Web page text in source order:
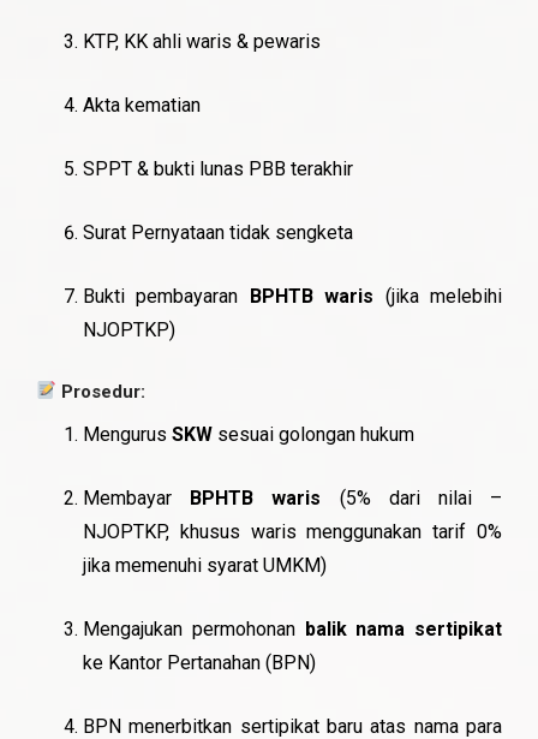
KTP, KK ahli waris & pewaris
Akta kematian
SPPT & bukti lunas PBB terakhir
Surat Pernyataan tidak sengketa
Bukti pembayaran BPHTB waris (jika melebihi
NJOPTKP)
Prosedur:
Mengurus SKW sesuai golongan hukum
Membayar BPHTB waris (5% dari nilai –
NJOPTKP, khusus waris menggunakan tarif 0%
jika memenuhi syarat UMKM)
Mengajukan permohonan balik nama sertipikat
ke Kantor Pertanahan (BPN)
BPN menerbitkan sertipikat baru atas nama para